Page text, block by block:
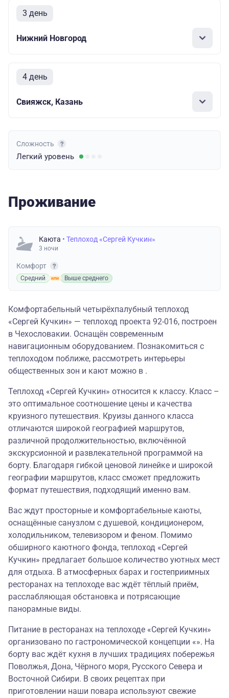
3 день
Нижний Новгород
4 день
Свияжск, Казань
Сложность
Легкий уровень
Проживание
Каюта • Теплоход «Сергей Кучкин»
3 ночи
Комфорт
Средний Выше среднего
Комфортабельный четырёхпалубный теплоход
«Сергей Кучкин» — теплоход проекта 92-016, построен
в Чехословакии. Оснащён современным
навигационным оборудованием. Познакомиться с
теплоходом поближе, рассмотреть интерьеры
общественных зон и кают можно в .
Теплоход «Сергей Кучкин» относится к классу. Класс –
это оптимальное соотношение цены и качества
круизного путешествия. Круизы данного класса
отличаются широкой географией маршрутов,
различной продолжительностью, включённой
экскурсионной и развлекательной программой на
борту. Благодаря гибкой ценовой линейке и широкой
географии маршрутов, класс сможет предложить
формат путешествия, подходящий именно вам.
Вас ждут просторные и комфортабельные каюты,
оснащённые санузлом с душевой, кондиционером,
холодильником, телевизором и феном. Помимо
обширного каютного фонда, теплоход «Сергей
Кучкин» предлагает большое количество уютных мест
для отдыха. В атмосферных барах и гостеприимных
ресторанах на теплоходе вас ждёт тёплый приём,
расслабляющая обстановка и потрясающие
панорамные виды.
Питание в ресторанах на теплоходе «Сергей Кучкин»
организовано по гастрономической концепции «». На
борту вас ждёт кухня в лучших традициях побережья
Поволжья, Дона, Чёрного моря, Русского Севера и
Восточной Сибири. В своих рецептах при
приготовлении наши повара используют свежие